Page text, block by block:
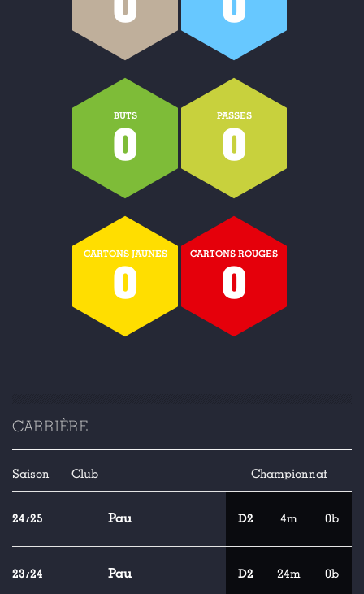
BUTS
0
PASSES
0
CARTONS JAUNES
0
CARTONS ROUGES
0
CARRIÈRE
Saison Club Championnat
24/25 Pau D2 4m 0b
23/24 Pau D2 24m 0b